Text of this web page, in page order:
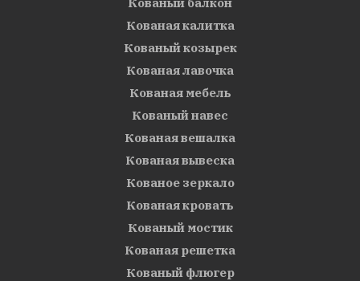
Кованая калитка
Кованый козырек
Кованая лавочка
Кованая мебель
Кованый навес
Кованая вешалка
Кованая вывеска
Кованое зеркало
Кованая кровать
Кованый мостик
Кованая решетка
Кованый флюгер